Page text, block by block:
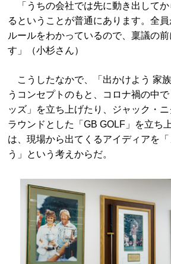
「うちの会社では先に動き出してか
るということが普通にあります。全
ルールをわかっているので、稟議の
す」（小杉さん）
こうしたなかで、「出かけよう 家
うコンセプトのもと、コロナ禍の中
ッズ」を立ち上げたり、ジャック・
ラウンドとした「GB GOLF」を立ち
は、現場から出てくるアイディアを
う」という考えからだ。